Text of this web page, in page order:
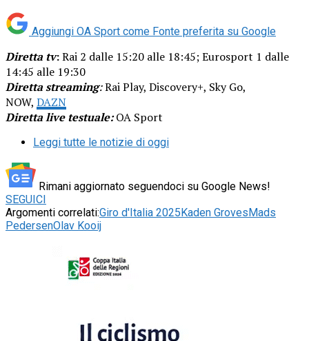
Aggiungi OA Sport come Fonte preferita su Google
Diretta tv:Rai 2 dalle 15:20 alle 18:45; Eurosport 1 dalle
14:45 alle 19:30
Diretta streaming:Rai Play, Discovery+, Sky Go,
NOW, DAZN
Diretta live testuale:OA Sport
Leggi tutte le notizie di oggi
Rimani aggiornato seguendoci su Google News!
SEGUICI
Argomenti correlati:Giro d'Italia 2025 Kaden Groves Mads
PedersenOlav Kooij